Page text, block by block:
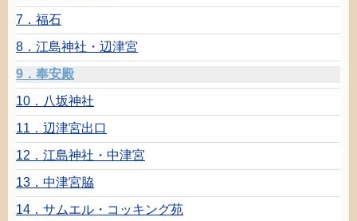
7． 福石
8． 江島神社 ・ 辺津宮
9． 奉安殿
10． 八坂神社
11． 辺津宮出口
12． 江島神社 ・ 中津宮
13． 中津宮脇
14．サムエル ・ コッキング苑